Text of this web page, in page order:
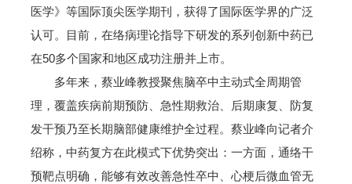
医学》等国际顶尖医学期刊，获得了国际医学界的广泛
认可。目前，在络病理论指导下研发的系列创新中药已
在50多个国家和地区成功注册并上市。
多年来，蔡业峰教授聚焦脑卒中主动式全周期管
理，覆盖疾病前期预防、急性期救治、后期康复、防复
发干预乃至长期脑部健康维护全过程。蔡业峰向记者介
绍称，中药复方在此模式下优势突出：一方面，通络干
预靶点明确，能够有效改善急性卒中、心梗后微血管无